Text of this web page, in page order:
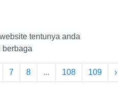
tentunya anda
berbaga
7 8 ... 108 109 ›